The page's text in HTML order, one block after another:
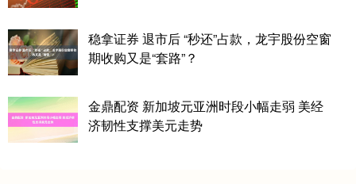
稳拿证券 退市后 “秒还”占款，龙宇股份空窗
期收购又是“套路”？
金鼎配资 新加坡元亚洲时段小幅走弱 美经
济韧性支撑美元走势